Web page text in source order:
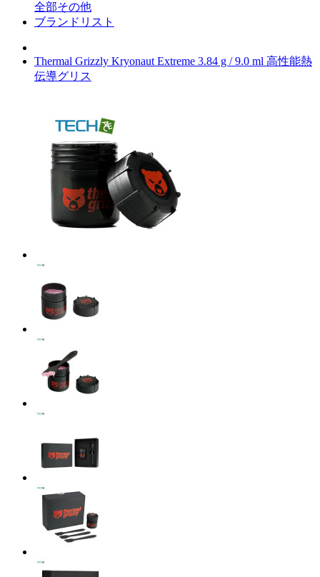
全部その他
ブランドリスト
Thermal Grizzly Kryonaut Extreme 3.84 g / 9.0 ml 高性能熱
伝導グリス